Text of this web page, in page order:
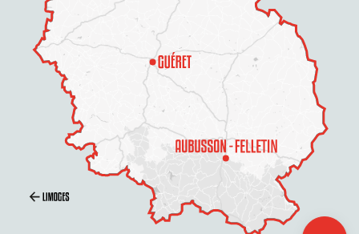
Beschreibung
Preise
Per E-Mail
kontaktieren